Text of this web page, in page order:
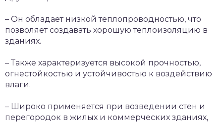
– Он обладает низкой теплопроводностью, что
позволяет создавать хорошую теплоизоляцию в
зданиях.
– Также характеризуется высокой прочностью,
огнестойкостью и устойчивостью к воздействию
влаги.
– Широко применяется при возведении стен и
перегородок в жилых и коммерческих зданиях,